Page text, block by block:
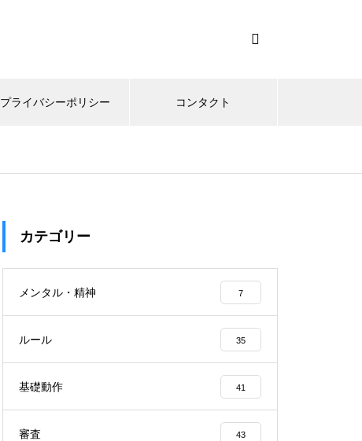
プライバシーポリシー コンタクト
カテゴリー
メンタル・精神 7
ルール 35
基礎動作 41
審査 43